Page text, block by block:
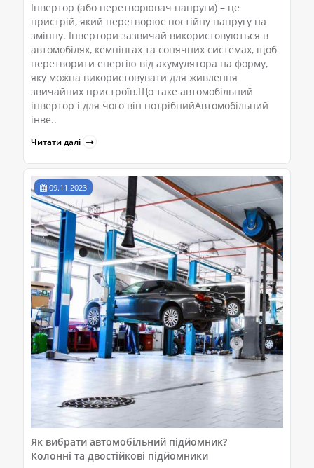
Інвертор (або перетворювач напруги) – це
пристрій, який перетворює постійну напругу на
змінну. Інвертори зазвичай використовуються в
автомобілях, кемпінгах та сонячних системах, щоб
перетворити енергію від акумулятора на форму,
яку можна використовувати для живлення
звичайних пристроїв.Що таке автомобільний
інвертор і для чого він потрібнийАвтомобільний
інве..
Читати далі
09.11.2023
Як вибрати автомобільний підйомник?
Колонні та двостійкові підйомники